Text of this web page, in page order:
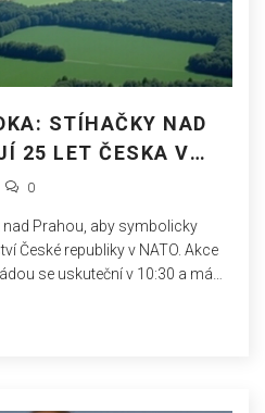
STÍHAČKY NAD
25 LET ČESKA V
0
Prahou, aby symbolicky
České republiky v NATO. Akce
se uskuteční v 10:30 a má
a globální bezpečnosti.